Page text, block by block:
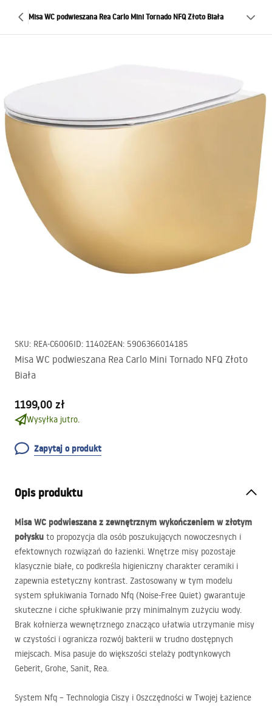
Misa WC podwieszana Rea Carlo Mini Tornado NFQ Złoto Biała
SKU: REA-C6006ID: 11402EAN: 5906366014185
Misa WC podwieszana Rea Carlo Mini Tornado NFQ Złoto
Biała
1199,00 zł
Wysyłka jutro.
Zapytaj o produkt
Opis produktu
Misa WC podwieszana z zewnętrznym wykończeniem w złotym
połysku to propozycja dla osób poszukujących nowoczesnych i
efektownych rozwiązań do łazienki. Wnętrze misy pozostaje
klasycznie białe, co podkreśla higieniczny charakter ceramiki i
zapewnia estetyczny kontrast. Zastosowany w tym modelu
system spłukiwania Tornado Nfq (Noise-Free Quiet) gwarantuje
skuteczne i ciche spłukiwanie przy minimalnym zużyciu wody.
Brak kołnierza wewnętrznego znacząco ułatwia utrzymanie misy
w czystości i ogranicza rozwój bakterii w trudno dostępnych
miejscach. Misa pasuje do większości stelaży podtynkowych
Geberit, Grohe, Sanit, Rea.
System Nfq – Technologia Ciszy i Oszczędności w Twojej Łazience